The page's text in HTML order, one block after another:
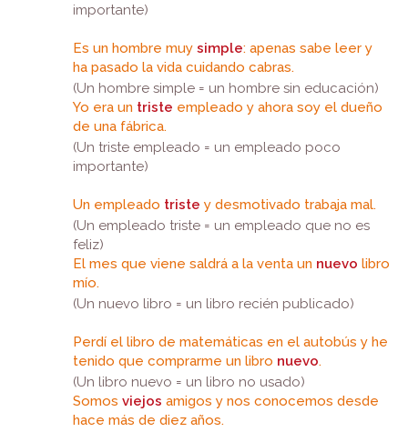
importante)
Es un hombre muy simple: apenas sabe leer y
ha pasado la vida cuidando cabras.
(Un hombre simple = un hombre sin educación)
Yo era un triste empleado y ahora soy el dueño
de una fábrica.
(Un triste empleado = un empleado poco
importante)
Un empleado triste y desmotivado trabaja mal.
(Un empleado triste = un empleado que no es
feliz)
El mes que viene saldrá a la venta un nuevo libro
mío.
(Un nuevo libro = un libro recién publicado)
Perdí el libro de matemáticas en el autobús y he
tenido que comprarme un libro nuevo.
(Un libro nuevo = un libro no usado)
Somos viejos amigos y nos conocemos desde
hace más de diez años.